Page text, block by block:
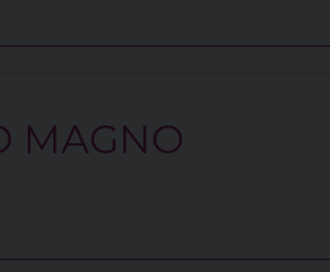
MAGNO